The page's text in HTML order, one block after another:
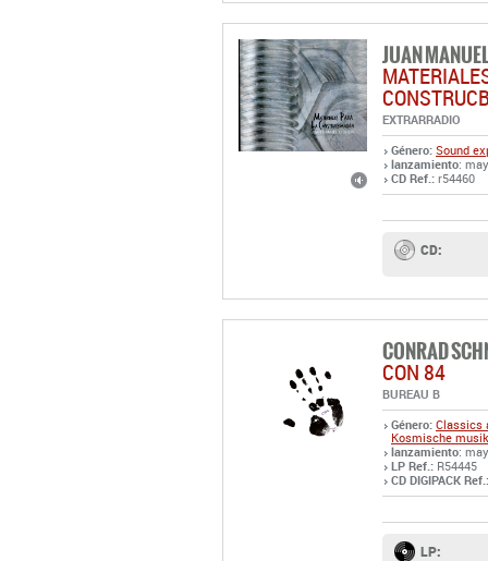
JUAN
EXTRARRADIO
Género: Sound
lanzamiento:
CD Ref.: r54460
CD:
CONRAD
CON 84
BUREAU B
Género: Classics
Kosmische
lanzamiento:
LP Ref.: R54445
CD DIGIPACK Ref.:
LP: